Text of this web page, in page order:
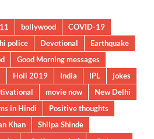
bollywood
COVID-19
police Devotional
Earthquake
Good Morning messages
Holi 2019 India IPL
jokes
movie now
New Delhi
in Hindi
Positive thoughts
Khan
Shilpa Shinde